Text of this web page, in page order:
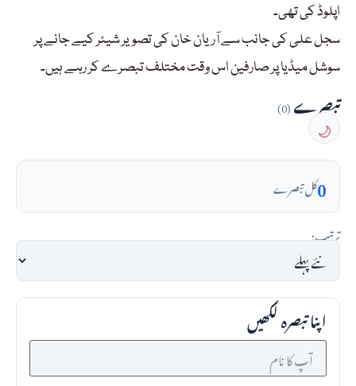
اپلوڈ کی تھی۔
سجل علی کی جانب سے آریان خان کی تصویر شیئر کیے جانے پر
سوشل میڈیا پر صارفین اس وقت مختلف تبصرے کر رہے ہیں۔
تبصرے(0)
🌙
0کل تبصرے
ترتیب:
اپنا تبصرہ لکھیں